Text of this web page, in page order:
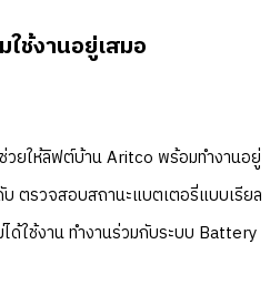
ช้งานอยู่เสมอ
วยให้ลิฟต์บ้าน Aritco พร้อมทำงานอยู่
ตรวจสอบสถานะแบตเตอรี่แบบเรียล
ด้ใช้งาน ทำงานร่วมกับระบบ Battery